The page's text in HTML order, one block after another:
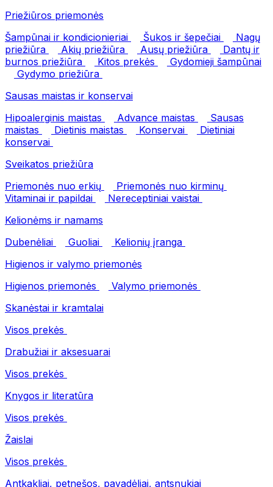
Priežiūros priemonės
Šampūnai ir kondicionieriai
Šukos ir šepečiai
Nagų
priežiūra
Akių priežiūra Ausų priežiūra
Dantų ir
burnos priežiūra
Kitos prekės
Gydomieji šampūnai
Gydymo priežiūra
Sausas maistas ir konservai
Hipoalerginis maistas
Advance maistas
Sausas
maistas
Dietinis maistas Konservai
Dietiniai
konservai
Sveikatos priežiūra
Priemonės nuo erkių
Priemonės nuo kirminų
Vitaminai ir papildai
Nereceptiniai vaistai
Kelionėms ir namams
Dubenėliai
Guoliai
Kelionių įranga
Higienos ir valymo priemonės
Higienos priemonės
Valymo priemonės
Skanėstai ir kramtalai
Visos prekės
Drabužiai ir aksesuarai
Visos prekės
Knygos ir literatūra
Visos prekės
Žaislai
Visos prekės
Antkakliai, petnešos, pavadėliai, antsnukiai